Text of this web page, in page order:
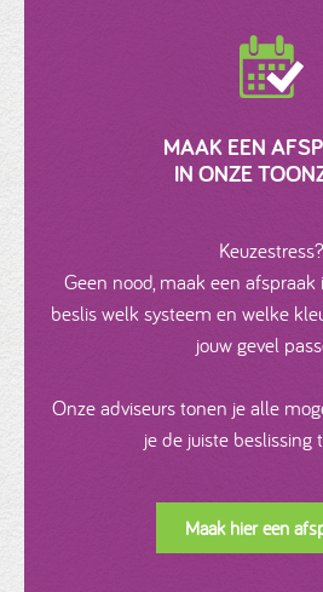
MAAK EEN
IN ONZE
Keuzestress?
Geen nood, maak een
beslis welk systeem en welke
jouw gevel
Onze adviseurs tonen je alle
je de juiste beslissing
Maak hier een